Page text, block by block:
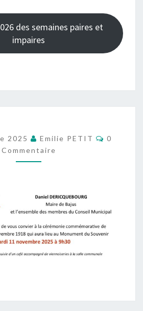
des semaines paires et
impaires
2025 Emilie PETIT
0
Commentaire